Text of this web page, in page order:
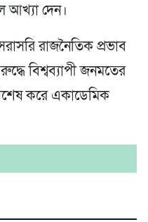
আখ্যা দেন।
রাজনৈতিক প্রভাব
বিশ্বব্যাপী জনমতের
করে একাডেমিক